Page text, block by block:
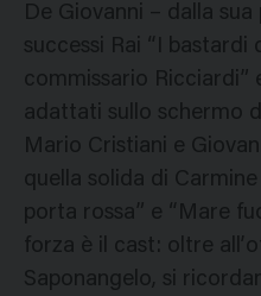
De Giovanni – dalla
successi Rai “I bastardi
commissario Ricciardi”
adattati sullo schermo
Mario Cristiani e
quella solida di
porta rossa” e “Mare
forza è il cast: oltre
Saponangelo, si